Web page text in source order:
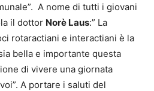
A nome di tutti i giovani
il dottor Norè Laus:” La
rotaractiani e interactiani è la
bella e importante questa
di vivere una giornata
A portare i saluti del